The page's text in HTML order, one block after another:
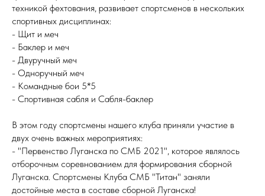
техникой фехтования, развивает спортсменов в нескольких
спортивных дисциплинах:
- Щит и меч
- Баклер и меч
- Двуручный меч
- Одноручный меч
- Командные бои 5*5
- Спортивная сабля и Сабля-баклер
В этом году спортсмены нашего клуба приняли участие в
двух очень важных мероприятиях:
- "Первенство Луганска по СМБ 2021", которое являлось
отборочным соревнованием для формирования сборной
Луганска. Спортсмены Клуба СМБ "Титан" заняли
достойные места в составе сборной Луганска!